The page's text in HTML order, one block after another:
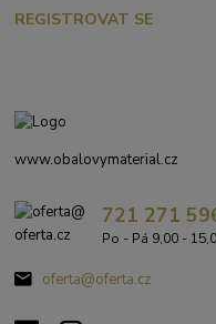
REGISTROVAT SE
www.obalovymaterial.cz
721 271
Po - Pá 9,00 -
oferta@oferta.cz